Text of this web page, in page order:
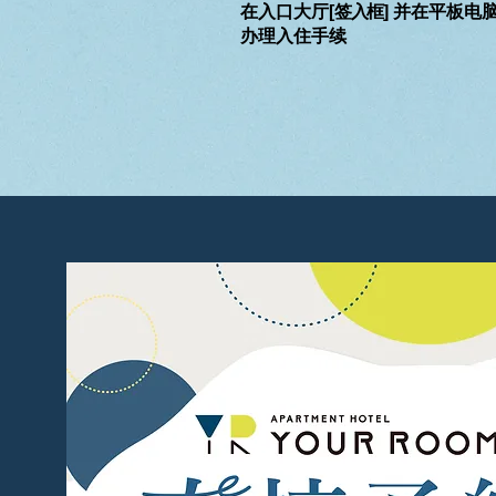
在入口大厅[签入框] 并在平板电
办理入住手续